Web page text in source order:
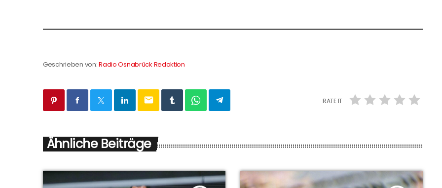
Geschrieben von:Radio Osnabrück Redaktion
email RATE IT
Ähnliche Beiträge